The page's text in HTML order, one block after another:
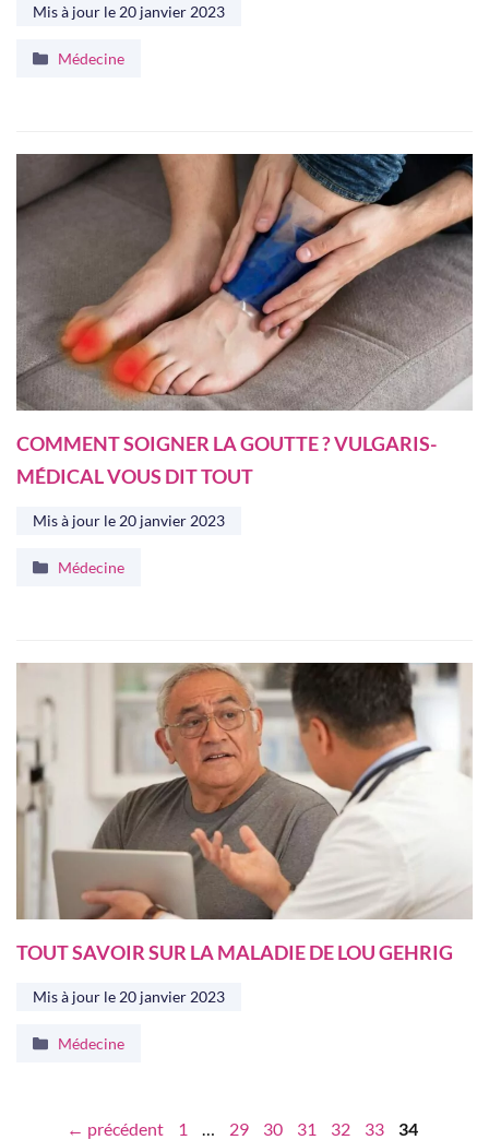
Mis à jour le 20 janvier 2023
Catégories
Médecine
COMMENT SOIGNER LA GOUTTE ? VULGARIS-
MÉDICAL VOUS DIT TOUT
Mis à jour le 20 janvier 2023
Catégories
Médecine
TOUT SAVOIR SUR LA MALADIE DE LOU GEHRIG
Mis à jour le 20 janvier 2023
Catégories
Médecine
← précédent Page
1 Page
29 Page
30 Page
31 Page
32 Page
33 Page
34